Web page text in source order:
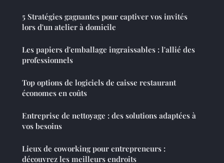
5 Stratégies gagnantes pour captiver vos invités
lors d'un atelier à domicile
Les papiers d'emballage ingraissables : l'allié des
professionnels
Top options de logiciels de caisse restaurant
économes en coûts
Entreprise de nettoyage : des solutions adaptées à
vos besoins
Lieux de coworking pour entrepreneurs :
découvrez les meilleurs endroits